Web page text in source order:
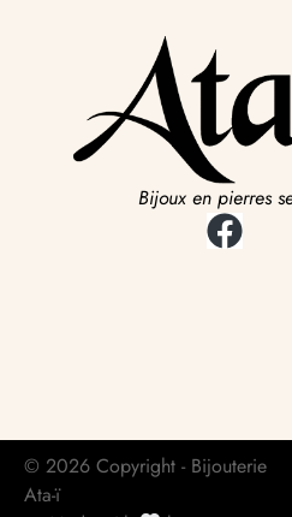
Bijoux en pierres
© 2026 Copyright - Bijouterie
Ata-ï